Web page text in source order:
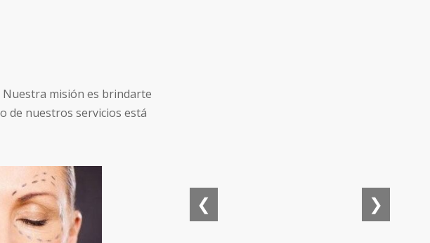
misión es brindarte
de nuestros servicios está
❮ ❯